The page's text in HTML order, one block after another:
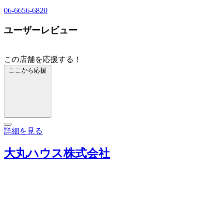
06-6656-6820
ユーザーレビュー
この店舗を応援する！
ここから応援
詳細を見る
大丸ハウス株式会社